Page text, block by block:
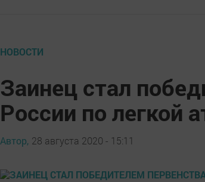
НОВОСТИ
Заинец стал
России по легкой
Автор, 28 августа 2020 - 15:11